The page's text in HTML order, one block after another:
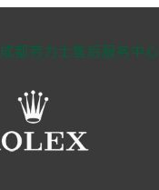
成都劳力士售后服务中心